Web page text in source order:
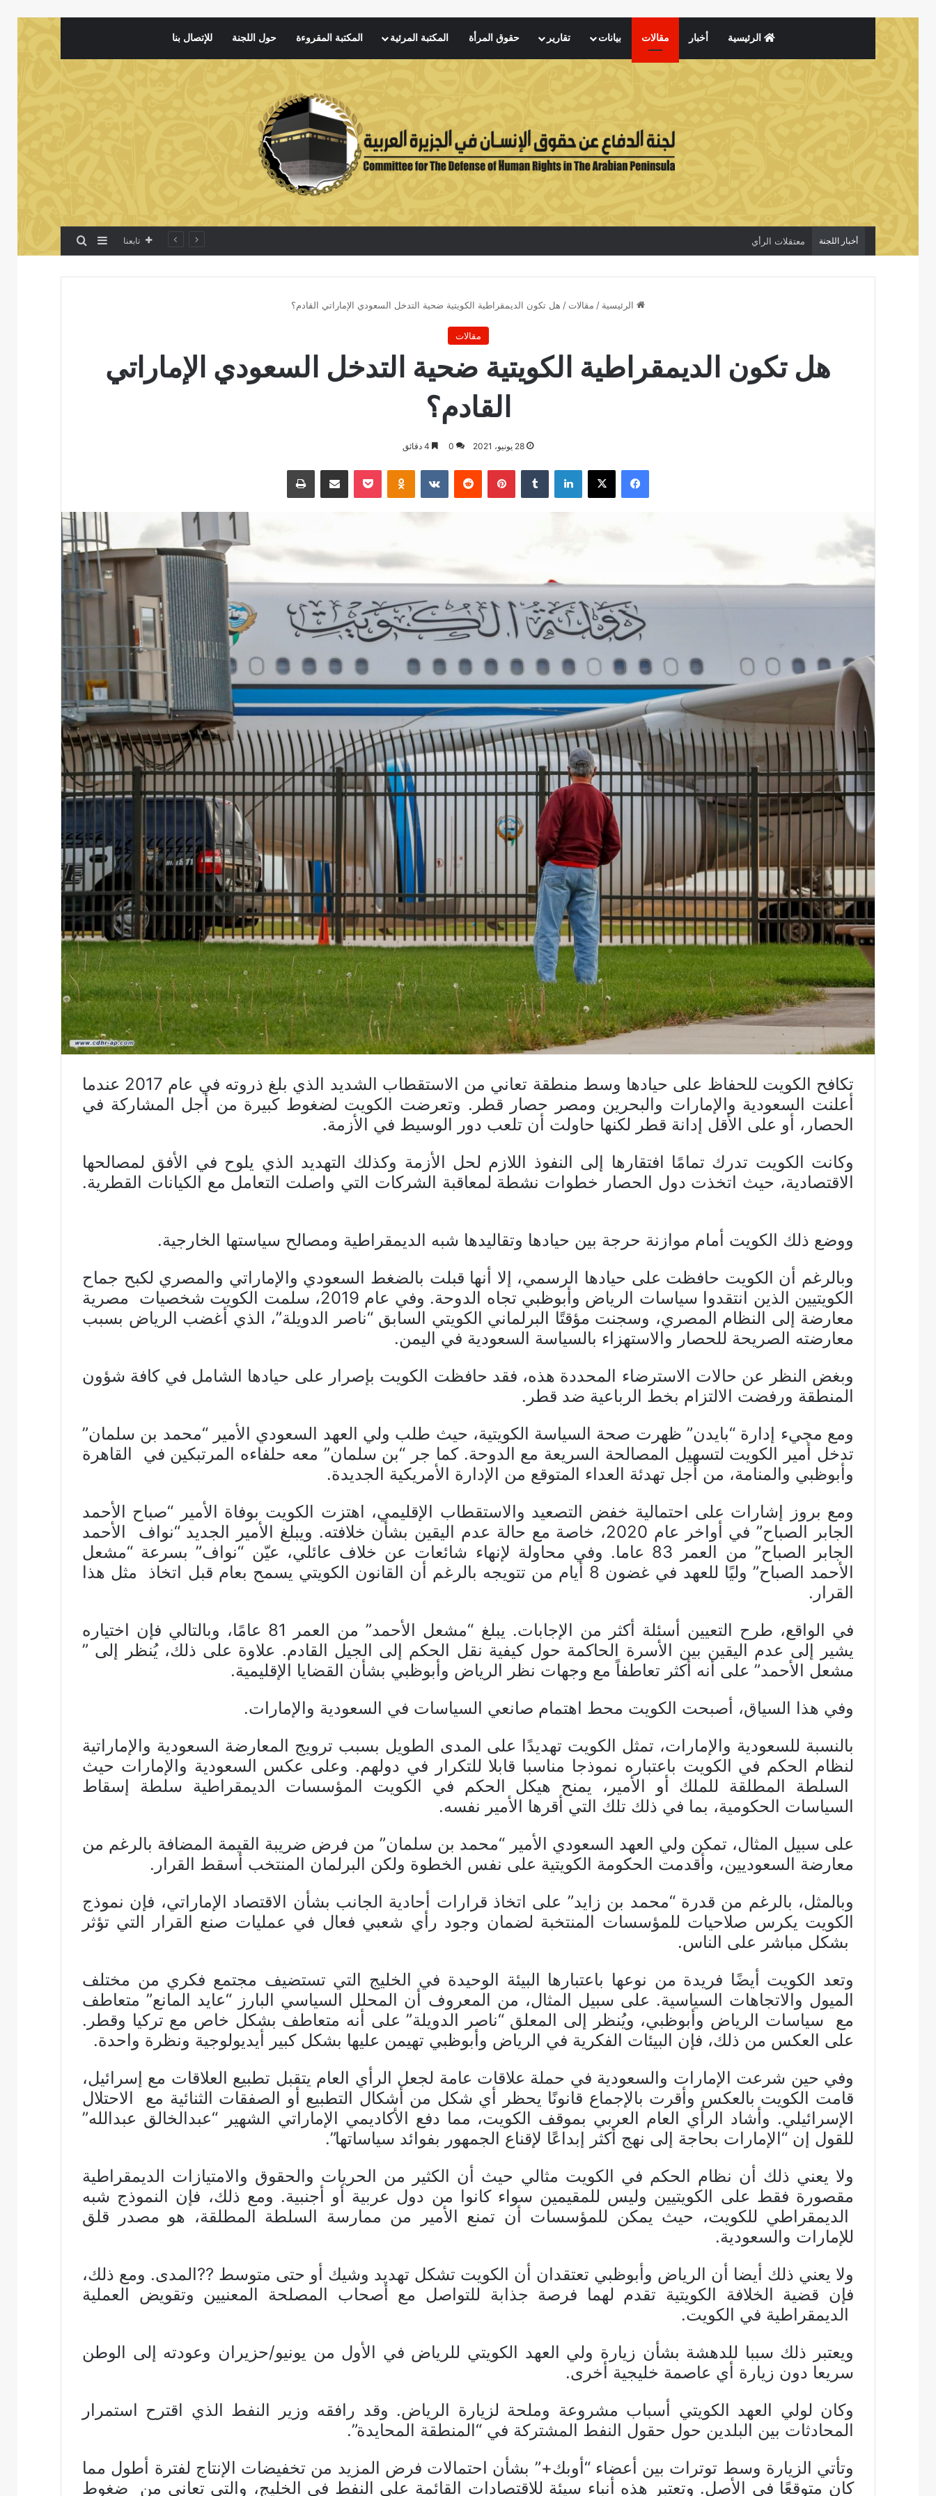
الرئيسية أخبار مقالات بيانات تقارير حقوق المرأة المكتبة المرئية المكتبة المقروءة حول اللجنة للإتصال بنا
أخبار اللجنة المحاكمات الصورية لاسكات الاصوات المستقلة تابعنا إضافة عمود جانبي
بحث عن
الرئيسية / مقالات / هل تكون الديمقراطية الكويتية ضحية التدخل السعودي الإماراتي القادم؟
مقالات
هل تكون الديمقراطية الكويتية ضحية التدخل السعودي الإماراتي
القادم؟
28 يونيو، 2021 0
فيسبوك X لينكدإن بينتيريست Odnoklassniki
بوكيت مشاركة عبر البريد طباعة
تكافح الكويت للحفاظ على حيادها وسط منطقة تعاني من الاستقطاب الشديد الذي بلغ ذروته في عام 2017 عندما
أعلنت السعودية والإمارات والبحرين ومصر حصار قطر. وتعرضت الكويت لضغوط كبيرة من أجل المشاركة في
الحصار، أو على الأقل إدانة قطر لكنها حاولت أن تلعب دور الوسيط في الأزمة.
وكانت الكويت تدرك تمامًا افتقارها إلى النفوذ اللازم لحل الأزمة وكذلك التهديد الذي يلوح في الأفق لمصالحها
الاقتصادية، حيث اتخذت دول الحصار خطوات نشطة لمعاقبة الشركات التي واصلت التعامل مع الكيانات القطرية.
ووضع ذلك الكويت أمام موازنة حرجة بين حيادها وتقاليدها شبه الديمقراطية ومصالح سياستها الخارجية.
وبالرغم أن الكويت حافظت على حيادها الرسمي، إلا أنها قبلت بالضغط السعودي والإماراتي والمصري لكبح جماح
الكويتيين الذين انتقدوا سياسات الرياض وأبوظبي تجاه الدوحة. وفي عام 2019، سلمت الكويت شخصيات مصرية
معارضة إلى النظام المصري، وسجنت مؤقتًا البرلماني الكويتي السابق “ناصر الدويلة”، الذي أغضب الرياض بسبب
معارضته الصريحة للحصار والاستهزاء بالسياسة السعودية في اليمن.
وبغض النظر عن حالات الاسترضاء المحددة هذه، فقد حافظت الكويت بإصرار على حيادها الشامل في كافة شؤون
المنطقة ورفضت الالتزام بخط الرباعية ضد قطر.
ومع مجيء إدارة “بايدن” ظهرت صحة السياسة الكويتية، حيث طلب ولي العهد السعودي الأمير “محمد بن سلمان”
تدخل أمير الكويت لتسهيل المصالحة السريعة مع الدوحة. كما جر “بن سلمان” معه حلفاءه المرتبكين في القاهرة
وأبوظبي والمنامة، من أجل تهدئة العداء المتوقع من الإدارة الأمريكية الجديدة.
ومع بروز إشارات على احتمالية خفض التصعيد والاستقطاب الإقليمي، اهتزت الكويت بوفاة الأمير “صباح الأحمد
الجابر الصباح” في أواخر عام 2020، خاصة مع حالة عدم اليقين بشأن خلافته. ويبلغ الأمير الجديد “نواف الأحمد
الجابر الصباح” من العمر 83 عاما. وفي محاولة لإنهاء شائعات عن خلاف عائلي، عيّن “نواف” بسرعة “مشعل
الأحمد الصباح” وليًا للعهد في غضون 8 أيام من تتويجه بالرغم أن القانون الكويتي يسمح بعام قبل اتخاذ مثل هذا
القرار.
في الواقع، طرح التعيين أسئلة أكثر من الإجابات. يبلغ “مشعل الأحمد” من العمر 81 عامًا، وبالتالي فإن اختياره
يشير إلى عدم اليقين بين الأسرة الحاكمة حول كيفية نقل الحكم إلى الجيل القادم. علاوة على ذلك، يُنظر إلى ”
مشعل الأحمد” على أنه أكثر تعاطفاً مع وجهات نظر الرياض وأبوظبي بشأن القضايا الإقليمية.
وفي هذا السياق، أصبحت الكويت محط اهتمام صانعي السياسات في السعودية والإمارات.
بالنسبة للسعودية والإمارات، تمثل الكويت تهديدًا على المدى الطويل بسبب ترويج المعارضة السعودية والإماراتية
لنظام الحكم في الكويت باعتباره نموذجا مناسبا قابلا للتكرار في دولهم. وعلى عكس السعودية والإمارات حيث
السلطة المطلقة للملك أو الأمير، يمنح هيكل الحكم في الكويت المؤسسات الديمقراطية سلطة إسقاط
السياسات الحكومية، بما في ذلك تلك التي أقرها الأمير نفسه.
على سبيل المثال، تمكن ولي العهد السعودي الأمير “محمد بن سلمان” من فرض ضريبة القيمة المضافة بالرغم من
معارضة السعوديين، وأقدمت الحكومة الكويتية على نفس الخطوة ولكن البرلمان المنتخب أسقط القرار.
وبالمثل، بالرغم من قدرة “محمد بن زايد” على اتخاذ قرارات أحادية الجانب بشأن الاقتصاد الإماراتي، فإن نموذج
الكويت يكرس صلاحيات للمؤسسات المنتخبة لضمان وجود رأي شعبي فعال في عمليات صنع القرار التي تؤثر
بشكل مباشر على الناس.
وتعد الكويت أيضًا فريدة من نوعها باعتبارها البيئة الوحيدة في الخليج التي تستضيف مجتمع فكري من مختلف
الميول والاتجاهات السياسية. على سبيل المثال، من المعروف أن المحلل السياسي البارز “عايد المانع” متعاطف
مع سياسات الرياض وأبوظبي، ويُنظر إلى المعلق “ناصر الدويلة” على أنه متعاطف بشكل خاص مع تركيا وقطر.
على العكس من ذلك، فإن البيئات الفكرية في الرياض وأبوظبي تهيمن عليها بشكل كبير أيديولوجية ونظرة واحدة.
وفي حين شرعت الإمارات والسعودية في حملة علاقات عامة لجعل الرأي العام يتقبل تطبيع العلاقات مع إسرائيل،
قامت الكويت بالعكس وأقرت بالإجماع قانونًا يحظر أي شكل من أشكال التطبيع أو الصفقات الثنائية مع الاحتلال
الإسرائيلي. وأشاد الرأي العام العربي بموقف الكويت، مما دفع الأكاديمي الإماراتي الشهير “عبدالخالق عبدالله”
للقول إن “الإمارات بحاجة إلى نهج أكثر إبداعًا لإقناع الجمهور بفوائد سياساتها”.
ولا يعني ذلك أن نظام الحكم في الكويت مثالي حيث أن الكثير من الحريات والحقوق والامتيازات الديمقراطية
مقصورة فقط على الكويتيين وليس للمقيمين سواء كانوا من دول عربية أو أجنبية. ومع ذلك، فإن النموذج شبه
الديمقراطي للكويت، حيث يمكن للمؤسسات أن تمنع الأمير من ممارسة السلطة المطلقة، هو مصدر قلق
للإمارات والسعودية.
ولا يعني ذلك أيضا أن الرياض وأبوظبي تعتقدان أن الكويت تشكل تهديد وشيك أو حتى متوسط ??المدى. ومع ذلك،
فإن قضية الخلافة الكويتية تقدم لهما فرصة جذابة للتواصل مع أصحاب المصلحة المعنيين وتقويض العملية
الديمقراطية في الكويت.
ويعتبر ذلك سببا للدهشة بشأن زيارة ولي العهد الكويتي للرياض في الأول من يونيو/حزيران وعودته إلى الوطن
سريعا دون زيارة أي عاصمة خليجية أخرى.
وكان لولي العهد الكويتي أسباب مشروعة وملحة لزيارة الرياض. وقد رافقه وزير النفط الذي اقترح استمرار
المحادثات بين البلدين حول حقول النفط المشتركة في “المنطقة المحايدة”.
وتأتي الزيارة وسط توترات بين أعضاء “أوبك+” بشأن احتمالات فرض المزيد من تخفيضات الإنتاج لفترة أطول مما
كان متوقعًا في الأصل. وتعتبر هذه أنباء سيئة للاقتصادات القائمة على النفط في الخليج، والتي تعاني من ضغوط